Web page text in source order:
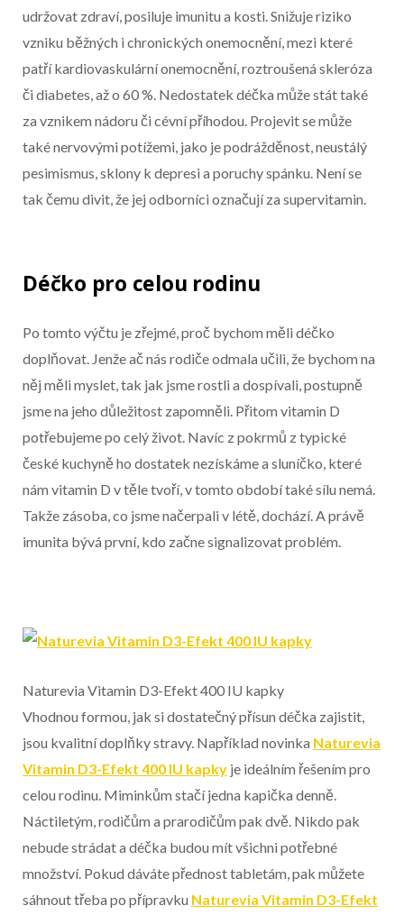
udržovat zdraví, posiluje imunitu a kosti. Snižuje riziko
vzniku běžných i chronických onemocnění, mezi které
patří kardiovaskulární onemocnění, roztroušená skleróza
či diabetes, až o 60 %. Nedostatek déčka může stát také
za vznikem nádoru či cévní příhodou. Projevit se může
také nervovými potížemi, jako je podrážděnost, neustálý
pesimismus, sklony k depresi a poruchy spánku. Není se
tak čemu divit, že jej odborníci označují za supervitamin.
Déčko pro celou rodinu
Po tomto výčtu je zřejmé, proč bychom měli déčko
doplňovat. Jenže ač nás rodiče odmala učili, že bychom na
něj měli myslet, tak jak jsme rostli a dospívali, postupně
jsme na jeho důležitost zapomněli. Přitom vitamin D
potřebujeme po celý život. Navíc z pokrmů z typické
české kuchyně ho dostatek nezískáme a sluníčko, které
nám vitamin D v těle tvoří, v tomto období také sílu nemá.
Takže zásoba, co jsme načerpali v létě, dochází. A právě
imunita bývá první, kdo začne signalizovat problém.
Naturevia Vitamin D3-Efekt 400 IU kapky
Vhodnou formou, jak si dostatečný přísun déčka zajistit,
jsou kvalitní doplňky stravy. Například novinka Naturevia
Vitamin D3-Efekt 400 IU kapky je ideálním řešením pro
celou rodinu. Miminkům stačí jedna kapička denně.
Náctiletým, rodičům a prarodičům pak dvě. Nikdo pak
nebude strádat a déčka budou mít všichni potřebné
množství. Pokud dáváte přednost tabletám, pak můžete
sáhnout třeba po přípravku Naturevia Vitamin D3-Efekt